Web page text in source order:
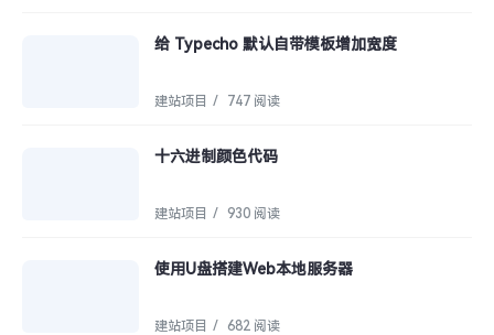
给 Typecho 默认自带模板增加宽度
建站项目 / 747 阅读
十六进制颜色代码
建站项目 / 930 阅读
使用U盘搭建Web本地服务器
建站项目 / 682 阅读